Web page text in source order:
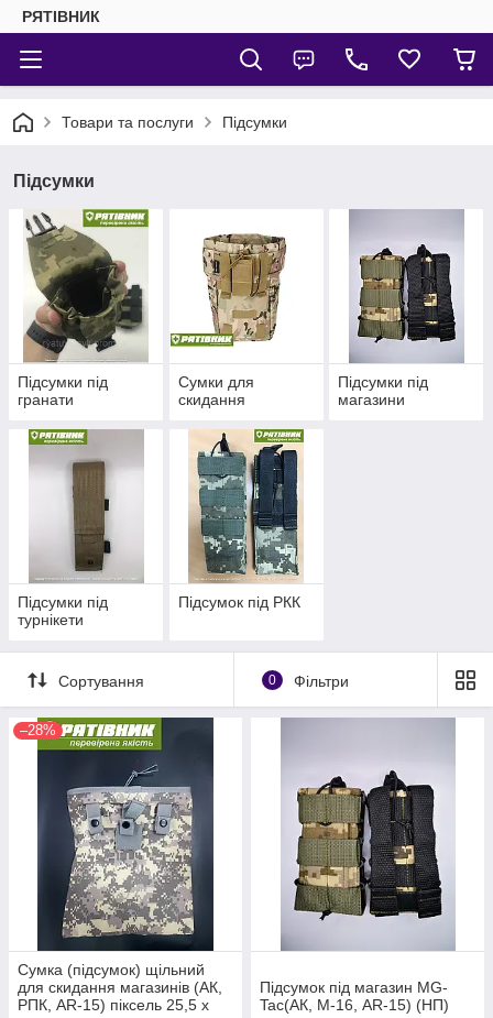
РЯТІВНИК
Товари та послуги Підсумки
Підсумки
Підсумки під
гранати
Сумки для
скидання
Підсумки під
магазини
Підсумки під
турнікети
Підсумок під РКК
Сортування 0 Фільтри
–28%
Сумка (підсумок) щільний
для скидання магазинів (АК,
РПК, AR-15) піксель 25,5 х
Підсумок під магазин MG-
Tac(АК, М-16, AR-15) (НП)